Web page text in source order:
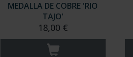
MEDALLA DE COBRE 'RIO
TAJO'
18,00 €